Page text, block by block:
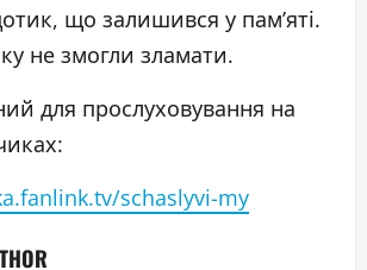
що залишився у пам’яті.
не змогли зламати.
для прослуховування на
schaslyvi-my